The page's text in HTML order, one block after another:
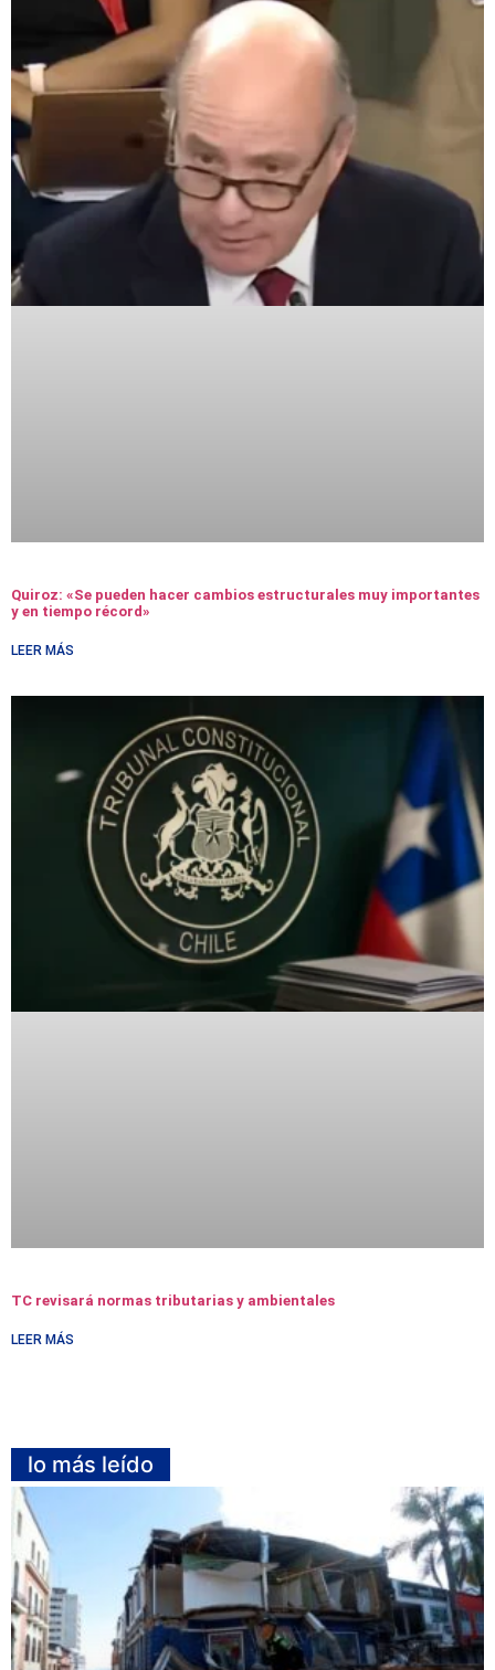
Quiroz: «Se pueden hacer cambios estructurales muy importantes
y en tiempo récord»
LEER MÁS
TC revisará normas tributarias y ambientales
LEER MÁS
lo más leído